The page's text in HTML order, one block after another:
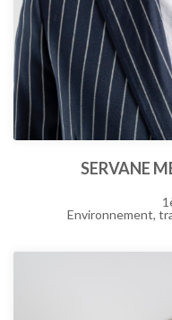
SERVANE
Environnement,